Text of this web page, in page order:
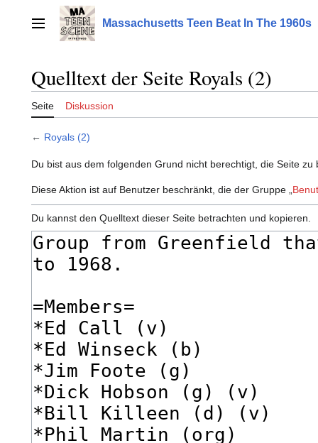
springenHauptmenü Massachusetts Teen Beat In The 1960s
Quelltext der Seite Royals (2)
Seite Diskussion
← Royals (2)
Du bist aus dem folgenden Grund nicht berechtigt, die Seite zu
Diese Aktion ist auf Benutzer beschränkt, die der Gruppe „
Du kannst den Quelltext dieser Seite betrachten und kopieren.